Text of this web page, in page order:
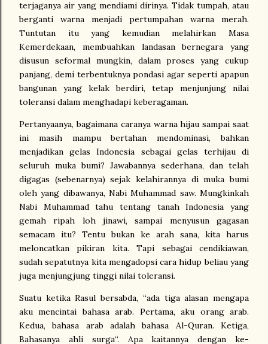
terjaganya air yang mendiami dirinya. Tidak tumpah, atau
berganti warna menjadi pertumpahan warna merah.
Tuntutan itu yang kemudian melahirkan Masa
Kemerdekaan, membuahkan landasan bernegara yang
disusun seformal mungkin, dalam proses yang cukup
panjang, demi terbentuknya pondasi agar seperti apapun
bangunan yang kelak berdiri, tetap menjunjung nilai
toleransi dalam menghadapi keberagaman.
Pertanyaanya, bagaimana caranya warna hijau sampai saat
ini masih mampu bertahan mendominasi, bahkan
menjadikan gelas Indonesia sebagai gelas terhijau di
seluruh muka bumi? Jawabannya sederhana, dan telah
digagas (sebenarnya) sejak kelahirannya di muka bumi
oleh yang dibawanya, Nabi Muhammad saw. Mungkinkah
Nabi Muhammad tahu tentang tanah Indonesia yang
gemah ripah loh jinawi, sampai menyusun gagasan
semacam itu? Tentu bukan ke arah sana, kita harus
meloncatkan pikiran kita. Tapi sebagai cendikiawan,
sudah sepatutnya kita mengadopsi cara hidup beliau yang
juga menjungjung tinggi nilai toleransi.
Suatu ketika Rasul bersabda, “ada tiga alasan mengapa
aku mencintai bahasa arab. Pertama, aku orang arab.
Kedua, bahasa arab adalah bahasa Al-Quran. Ketiga,
Bahasanya ahli surga“. Apa kaitannya dengan ke-